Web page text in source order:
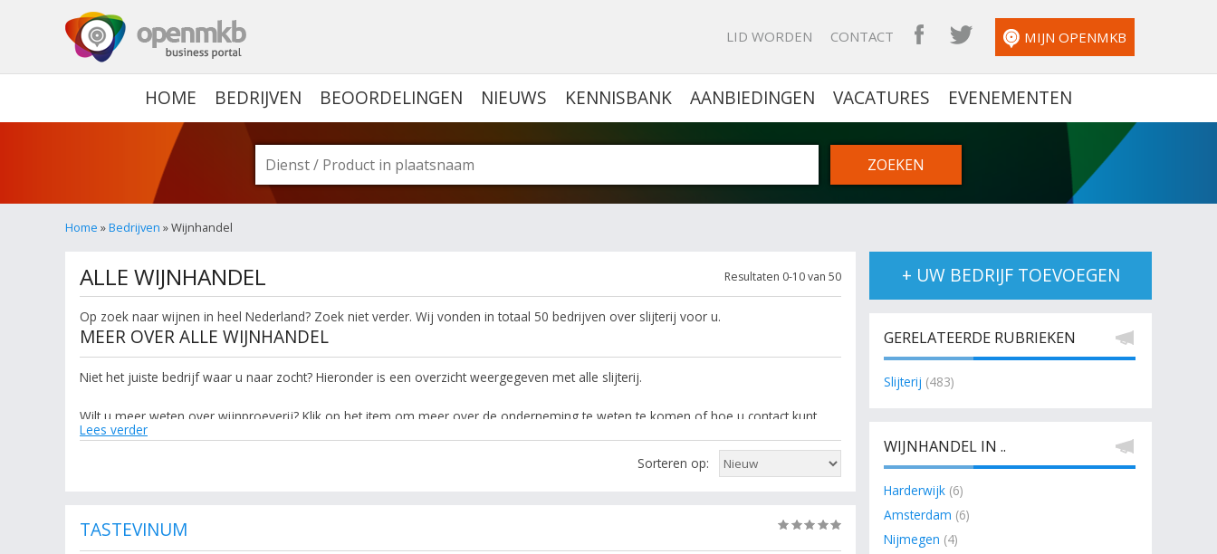
LID WORDEN CONTACT OPENMKB FACEBOOK
OPENMKB TWITTER
MIJN OPENMKB
HOME BEDRIJVEN BEOORDELINGEN NIEUWS KENNISBANK AANBIEDINGEN VACATURES EVENEMENTEN
Home »Bedrijven » Wijnhandel
Resultaten 0-10 van 50
ALLE WIJNHANDEL
Op zoek naar wijnen in heel Nederland? Zoek niet verder. Wij vonden in totaal 50 bedrijven over slijterij voor u.
MEER OVER ALLE WIJNHANDEL
Niet het juiste bedrijf waar u naar zocht? Hieronder is een overzicht weergegeven met alle slijterij.
Wilt u meer weten over wijnproeverij? Klik op het item om meer over de onderneming te weten te komen of hoe u contact kunt
opnemen. Ook kunt u de resultaten verder verfijnen met de filters rechts.
De volgende trefwoorden vallen ook onder deze bedrijven rubriek: wijnen, slijterij, wijnproeverij, wijnhandel, wijngroothandel,
Lees verder
Sorteren op:
TASTEVINUM
+ UW BEDRIJF TOEVOEGEN
GERELATEERDE RUBRIEKEN
Slijterij (483)
WIJNHANDEL IN ..
Harderwijk (6)
Amsterdam (6)
Nijmegen (4)